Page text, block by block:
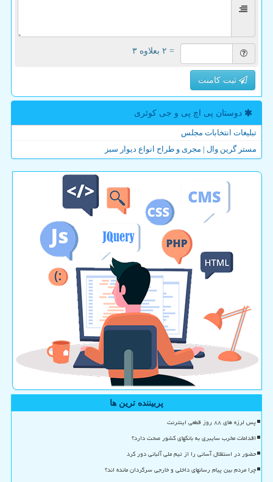
= ۲ بعلاوه ۳
ثبت کامنت
دوستان پی اچ پی و جی كوئری
تبلیغات انتخابات مجلس
مستر گرین وال | مجری و طراح انواع دیوار سبز
پربیننده ترین ها
پس لرزه های ۸۸ روز قطعی اینترنت
اقدامات مخرب سایبری به بانکهای کشور صحت دارد؟
حضور در استقلال آسانی را از تیم ملی آلبانی دور کرد
چرا مردم بین پیام رسانهای داخلی و خارجی سرگردان مانده اند؟